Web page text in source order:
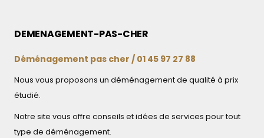
DEMENAGEMENT-PAS-CHER
Déménagement pas cher / 01 45 97 27 88
Nous vous proposons un déménagement de qualité à prix
étudié.
Notre site vous offre conseils et idées de services pour tout
type de déménagement.